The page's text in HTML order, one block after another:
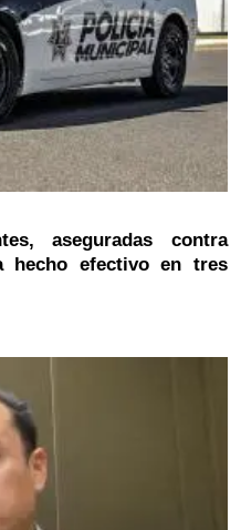
aseguradas contra
hecho efectivo en tres